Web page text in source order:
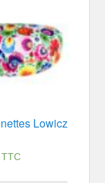
Lowicz